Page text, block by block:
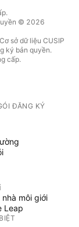
© 2026
sở dữ liệu CUSIP
ký bản quyền.
cấp.
ĐĂNG KÝ
môi giới
Leap